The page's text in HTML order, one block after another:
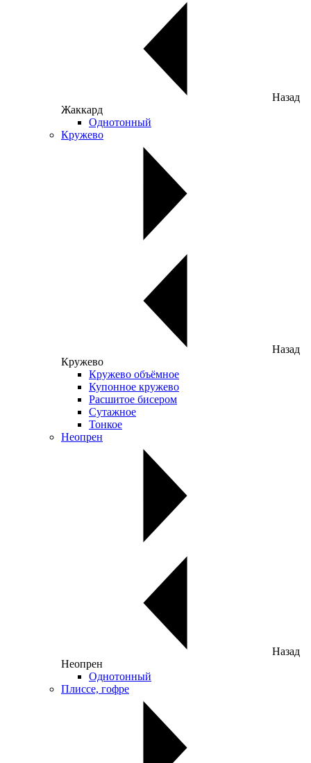
Назад
Жаккард
Однотонный
Кружево
Назад
Кружево
Кружево объёмное
Купонное кружево
Расшитое бисером
Сутажное
Тонкое
Неопрен
Назад
Неопрен
Однотонный
Плиссе, гофре